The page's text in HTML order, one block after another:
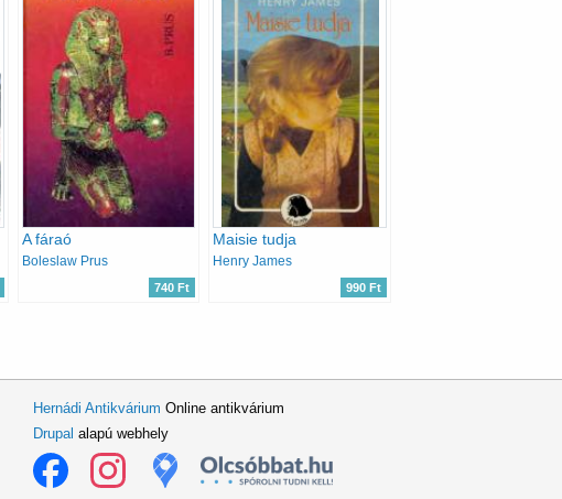
A fáraó
Boleslaw Prus
740 Ft
Maisie tudja
Henry James
990 Ft
Hernádi Antikvárium Online antikvárium
Drupal alapú webhely